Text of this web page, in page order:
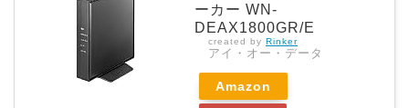
ーカー WN-
DEAX1800GR/E
created by Rinker
アイ・オー・データ
Amazon